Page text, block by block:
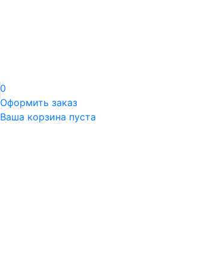
0
Оформить заказ
Ваша корзина пуста